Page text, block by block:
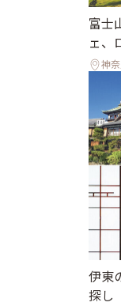
富士
ェ、
神
伊東
探し